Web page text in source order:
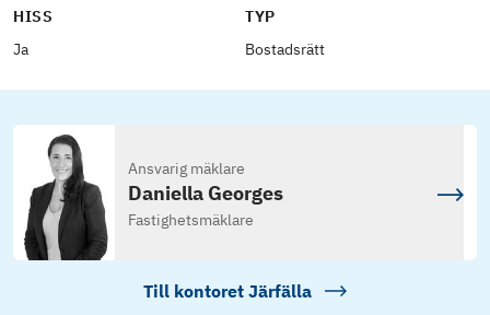
HISS
Ja
TYP
Bostadsrätt
Ansvarig mäklare
Daniella Georges
Fastighetsmäklare
Till kontoret Järfälla